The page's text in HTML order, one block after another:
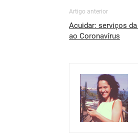
Artigo anterior
Acuidar: serviços
ao Coronavírus